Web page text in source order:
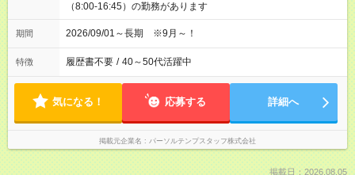
（8:00-16:45）の勤務があります
期間 2026/09/01～長期 ※9月～！
特徴 履歴書不要 / 40～50代活躍中
気になる！ 応募する 詳細へ
掲載元企業名 パーソルテンプスタッフ株式会社
掲載日：2026.08.05